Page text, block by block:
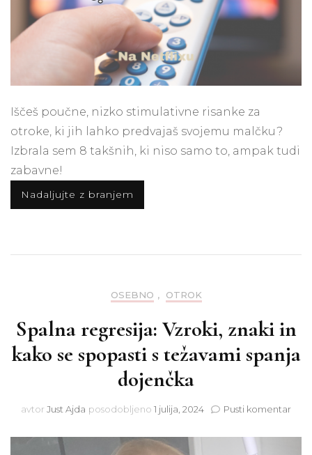
Iščeš poučne, nizko stimulativne risanke za
otroke, ki jih lahko predvajaš svojemu malčku?
Izbrala sem 8 takšnih, ki niso samo to, ampak tudi
zabavne!
Nadaljujte z branjem
OSEBNO , OTROK
Spalna regresija: Vzroki, znaki in
kako se spopasti s težavami spanja
dojenčka
avtor Just Ajda posodobljeno 1 julija, 2024 Pusti komentarna